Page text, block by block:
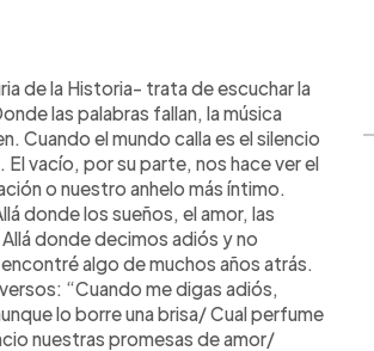
de la Historia- trata de escuchar la
las palabras fallan, la música
Cuando el mundo calla es el silencio
vacío, por su parte, nos hace ver el
o nuestro anhelo más íntimo.
donde los sueños, el amor, las
donde decimos adiós y no
algo de muchos años atrás.
“Cuando me digas adiós,
lo borre una brisa/ Cual perfume
nuestras promesas de amor/